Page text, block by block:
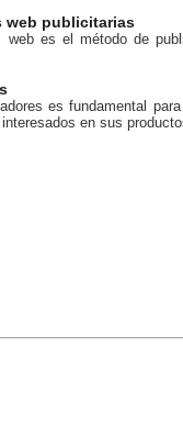
web publicitarias
web es el método de
es fundamental
en sus